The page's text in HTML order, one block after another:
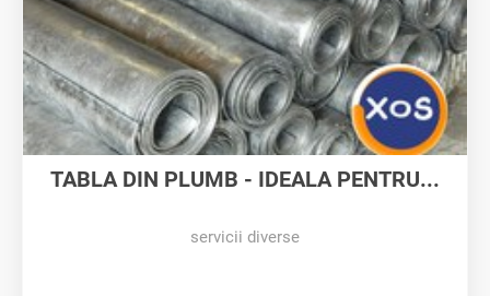
TABLA DIN PLUMB - IDEALA PENTRU...
servicii diverse